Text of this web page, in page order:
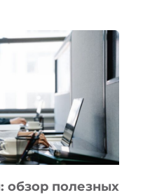
полезных